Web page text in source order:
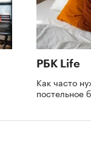
РБК Life
Как часто
постельное